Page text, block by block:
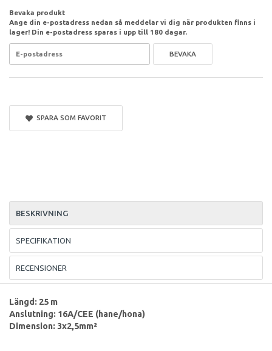
Bevaka produkt
Ange din e-postadress nedan så meddelar vi dig när produkten finns i
lager! Din e-postadress sparas i upp till 180 dagar.
BEVAKA
SPARA SOM FAVORIT
BESKRIVNING
SPECIFIKATION
RECENSIONER
Längd: 25 m
Anslutning: 16A/CEE (hane/hona)
Dimension: 3x2,5mm²